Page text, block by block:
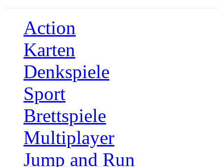
Action
Karten
Denkspiele
Sport
Brettspiele
Multiplayer
Jump and Run